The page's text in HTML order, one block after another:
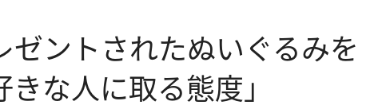
ゼントされたぬいぐるみを
な人に取る態度」